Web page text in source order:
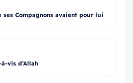
ses Compagnons avaient pour lui
vis d’Allah